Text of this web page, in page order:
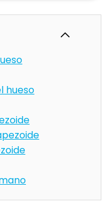
hueso